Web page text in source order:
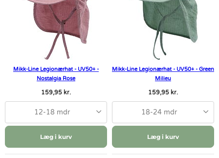
Mikk-Line Legionærhat - UV50+ -
Nostalgia Rose
159,95 kr.
12-18 mdr
Læg i kurv
Mikk-Line Legionærhat - UV50+ - Green
Milieu
159,95 kr.
18-24 mdr
Læg i kurv